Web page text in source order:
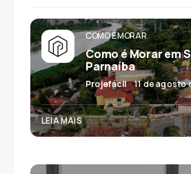
COMO É MORAR
Como é Morar em
Parnaíba
Projefácil 11 de agosto
LEIA MAIS